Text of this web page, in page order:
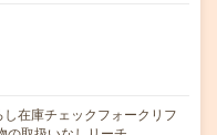
在庫チェックフォークリフ